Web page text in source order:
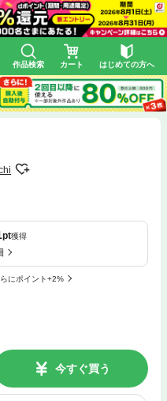
作品検索 カート はじめての方へ
pt獲得
にポイント+2%
今すぐ買う